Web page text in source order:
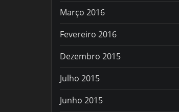
Março 2016
Fevereiro 2016
Dezembro 2015
Julho 2015
Junho 2015